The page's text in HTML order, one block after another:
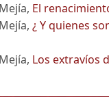
El
¿ Y quienes
Los extravíos